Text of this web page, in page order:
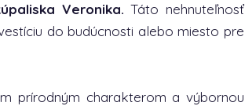
Veronika.Táto nehnuteľnosť
do budúcnosti alebo miesto pre
prírodným charakterom a výbornou